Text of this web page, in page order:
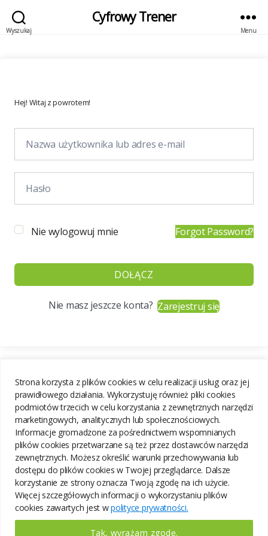
Strona korzysta z plików cookies w celu realizacji usług oraz jej
prawidłowego działania. Wykorzystuję również pliki cookies
podmiotów trzecich w celu korzystania z zewnętrznych narzędzi
marketingowych, analitycznych lub społecznościowych.
Informacje gromadzone za pośrednictwem wspomnianych
plików cookies przetwarzane są też przez dostawców narzędzi
zewnętrznych. Możesz określić warunki przechowywania lub
dostępu do plików cookies w Twojej przeglądarce. Dalsze
korzystanie ze strony oznacza Twoją zgodę na ich użycie.
Więcej szczegółowych informacji o wykorzystaniu plików
cookies zawartych jest wpolityce prywatności.
Tak, wyrażam zgodę.
Wyszukaj
Cyfrowy Trener
Menu
Hej! Witaj z powrotem!
Nie wylogowuj mnie Forgot Password?
DOŁĄCZ
Nie masz jeszcze konta?Zarejestruj się